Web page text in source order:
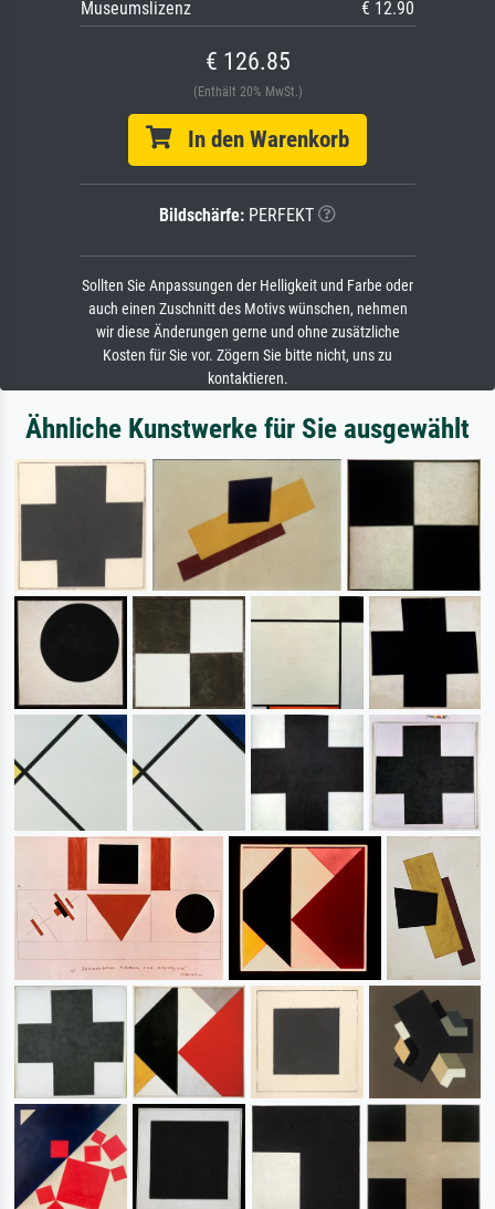
Museumslizenz € 12.90
€ 126.85
(Enthält 20% MwSt.)
In den Warenkorb
Bildschärfe: PERFEKT
Sollten Sie Anpassungen der Helligkeit und Farbe oder
auch einen Zuschnitt des Motivs wünschen, nehmen
wir diese Änderungen gerne und ohne zusätzliche
Kosten für Sie vor. Zögern Sie bitte nicht, uns zu
kontaktieren.
Ähnliche Kunstwerke für Sie ausgewählt